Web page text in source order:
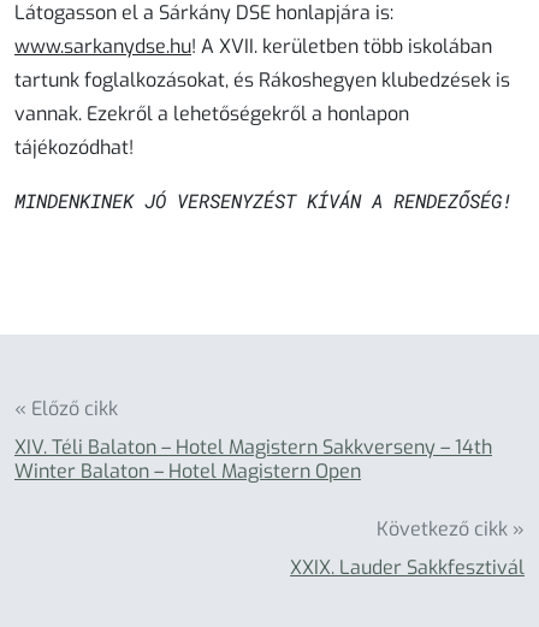
Látogasson el a Sárkány DSE honlapjára is:
www.sarkanydse.hu! A XVII. kerületben több iskolában
tartunk foglalkozásokat, és Rákoshegyen klubedzések is
vannak. Ezekről a lehetőségekről a honlapon
tájékozódhat!
MINDENKINEK JÓ VERSENYZÉST KÍVÁN A RENDEZŐSÉG!
« Előző cikk
XIV. Téli Balaton – Hotel Magistern Sakkverseny – 14th
Winter Balaton – Hotel Magistern Open
Következő cikk »
XXIX. Lauder Sakkfesztivál